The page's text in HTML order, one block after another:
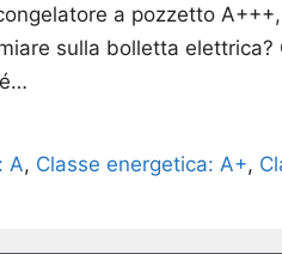
a pozzetto
sulla bolletta
A, Classe energetica: A+,